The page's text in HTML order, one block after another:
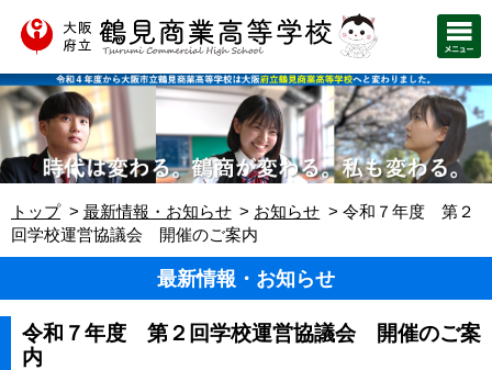
トップ 最新情報・お知らせ お知らせ
令和７年度 第２
回学校運営協議会 開催のご案内
最新情報・お知らせ
令和７年度 第２回学校運営協議会 開催のご案
内